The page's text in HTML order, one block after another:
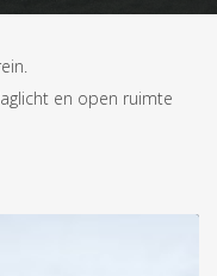
en open ruimte